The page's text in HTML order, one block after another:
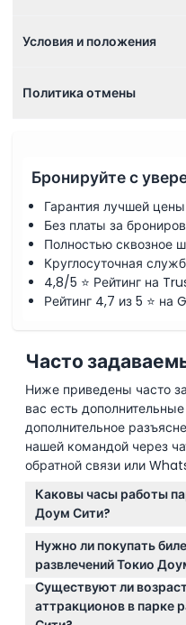
Условия и положения
Политика отмены
Бронируйте с
Гарантия лучшей цены
Без платы за
Полностью сквозное
Круглосуточная
4,8/5 ⭐ Рейтинг на
Рейтинг 4,7 из 5 ⭐ на
Часто
Ниже приведены часто
вас есть
дополнительное
нашей командой через
обратной связи или
Каковы часы работы
Доум Сити?
Парк обычно открыт с
часы работы могут
сезона или
проверить
актуальной
Нужно ли покупать
развлечений Токио
Вход в парк
нужно платить
Существуют ли
аттракционов в парке